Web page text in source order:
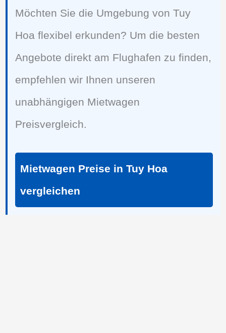
Möchten Sie die Umgebung von Tuy
Hoa flexibel erkunden? Um die besten
Angebote direkt am Flughafen zu finden,
empfehlen wir Ihnen unseren
unabhängigen Mietwagen
Preisvergleich.
Mietwagen Preise in Tuy Hoa
vergleichen